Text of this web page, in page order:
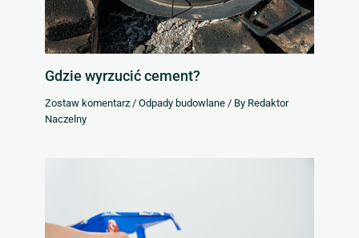
Gdzie wyrzucić cement?
Zostaw komentarz /Odpady budowlane / By Redaktor
Naczelny